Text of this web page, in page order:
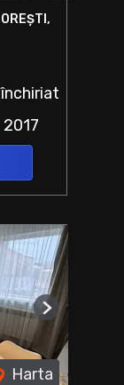
2017
Harta
Next